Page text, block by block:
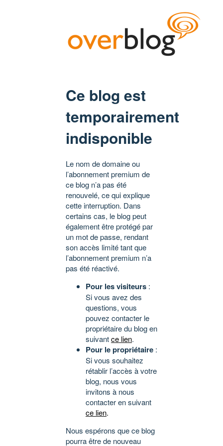
Ce blog est
temporairement
indisponible
Le nom de domaine ou
l’abonnement premium de
ce blog n’a pas été
renouvelé, ce qui explique
cette interruption. Dans
certains cas, le blog peut
également être protégé par
un mot de passe, rendant
son accès limité tant que
l’abonnement premium n’a
pas été réactivé.
Pour les visiteurs :
Si vous avez des
questions, vous
pouvez contacter le
propriétaire du blog en
suivantce lien.
Pour le propriétaire :
Si vous souhaitez
rétablir l’accès à votre
blog, nous vous
invitons à nous
contacter en suivant
ce lien.
Nous espérons que ce blog
pourra être de nouveau